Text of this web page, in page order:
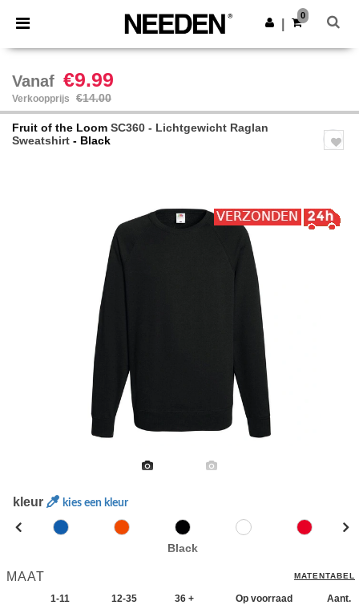
× Needen-app
Betere prijzen in de app!
Download app
0
Vanaf €9.99
Verkoopprijs €14.00
Fruit of the Loom SC360 - Lichtgewicht Raglan
Sweatshirt - Black
kleur kies een kleur
Black
MAAT MATENTABEL
1-11 12-35 36 + Op voorraad Aant.